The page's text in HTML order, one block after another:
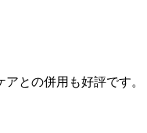
との併用も好評です。